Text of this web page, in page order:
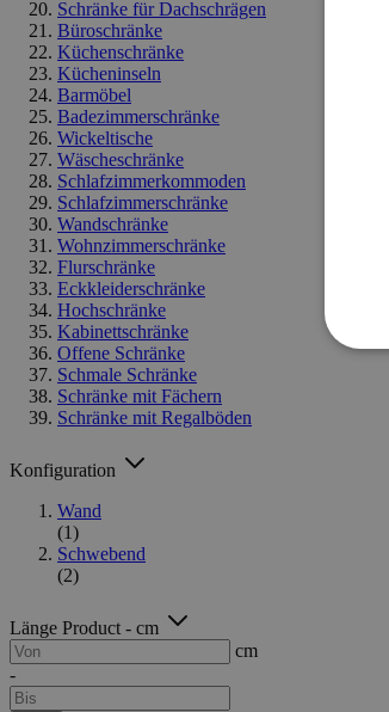
Schränke für Dachschrägen
Büroschränke
Küchenschränke
Kücheninseln
Barmöbel
Badezimmerschränke
Wickeltische
Wäscheschränke
Schlafzimmerkommoden
Schlafzimmerschränke
Wandschränke
Wohnzimmerschränke
Flurschränke
Eckkleiderschränke
Hochschränke
Kabinettschränke
Offene Schränke
Schmale Schränke
Schränke mit Fächern
Schränke mit Regalböden
Konfiguration
Wand
(1)
Schwebend
(2)
Länge Product - cm
cm
-